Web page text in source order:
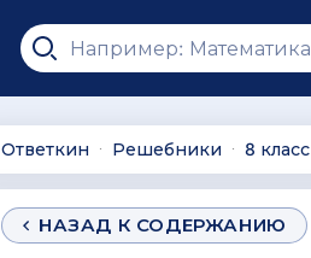
Ответкин ∙ Решебники ∙ 8 класс
НАЗАД К СОДЕРЖАНИЮ